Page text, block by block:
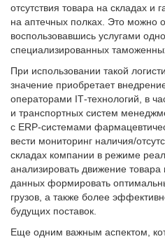
отсутствия товара на складах и
на аптечных полках. Это можно
воспользовавшись услугами
специализированных
При использовании такой
значение приобретает
операторами ІТ-технологий, в
и транспортных систем
с ERP-системами
вести мониторинг наличия/
складах компании в режиме
анализировать движение
данных формировать
грузов, а также более
будущих поставок.
Еще одним важным аспектом,